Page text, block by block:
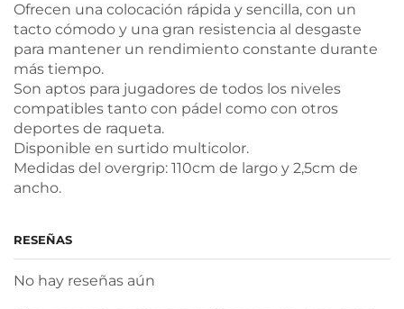
Ofrecen una colocación rápida y sencilla, con un
tacto cómodo y una gran resistencia al desgaste
para mantener un rendimiento constante durante
más tiempo.
Son aptos para jugadores de todos los niveles
compatibles tanto con pádel como con otros
deportes de raqueta.
Disponible en surtido multicolor.
Medidas del overgrip: 110cm de largo y 2,5cm de
ancho.
RESEÑAS
No hay reseñas aún